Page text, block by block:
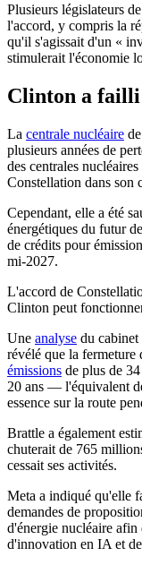
Plusieurs législateurs
l'accord, y compris la
qu'il s'agissait d'un «
stimulerait l'économie
Clinton a failli
La centrale nucléaire
plusieurs années de
des centrales
Constellation dans son
Cependant, elle a été
énergétiques du futur
de crédits pour
mi-2027.
L'accord de
Clinton peut
Une analyse du cabinet
révélé que la
émissions de plus de
20 ans — l'équivalent
essence sur la route
Brattle a également
chuterait de 765
cessait ses activités.
Meta a indiqué qu'elle
demandes de
d'énergie nucléaire afin
d'innovation en IA et